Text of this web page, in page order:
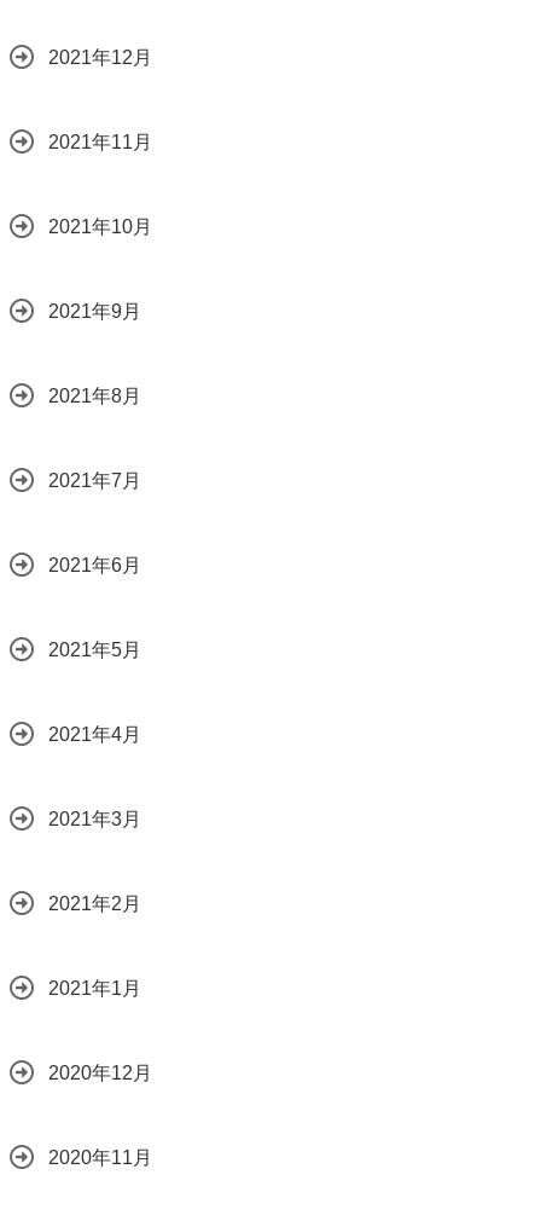
2021年12月
2021年11月
2021年10月
2021年9月
2021年8月
2021年7月
2021年6月
2021年5月
2021年4月
2021年3月
2021年2月
2021年1月
2020年12月
2020年11月